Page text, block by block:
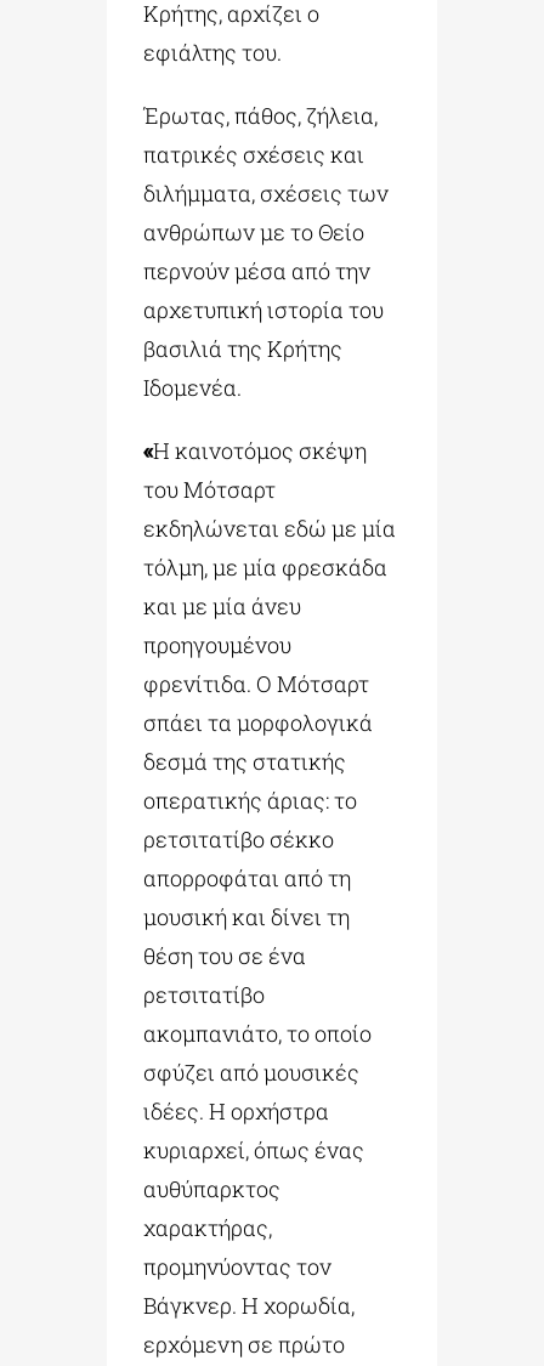
Κρήτης, αρχίζει ο
εφιάλτης του.
Έρωτας, πάθος, ζήλεια,
πατρικές σχέσεις και
διλήμματα, σχέσεις των
ανθρώπων με το Θείο
περνούν μέσα από την
αρχετυπική ιστορία του
βασιλιά της Κρήτης
Ιδομενέα.
«Η καινοτόμος σκέψη
του Μότσαρτ
εκδηλώνεται εδώ με μία
τόλμη, με μία φρεσκάδα
και με μία άνευ
προηγουμένου
φρενίτιδα. Ο Μότσαρτ
σπάει τα μορφολογικά
δεσμά της στατικής
οπερατικής άριας: το
ρετσιτατίβο σέκκο
απορροφάται από τη
μουσική και δίνει τη
θέση του σε ένα
ρετσιτατίβο
ακομπανιάτο, το οποίο
σφύζει από μουσικές
ιδέες. Η ορχήστρα
κυριαρχεί, όπως ένας
αυθύπαρκτος
χαρακτήρας,
προμηνύοντας τον
Βάγκνερ. Η χορωδία,
ερχόμενη σε πρώτο